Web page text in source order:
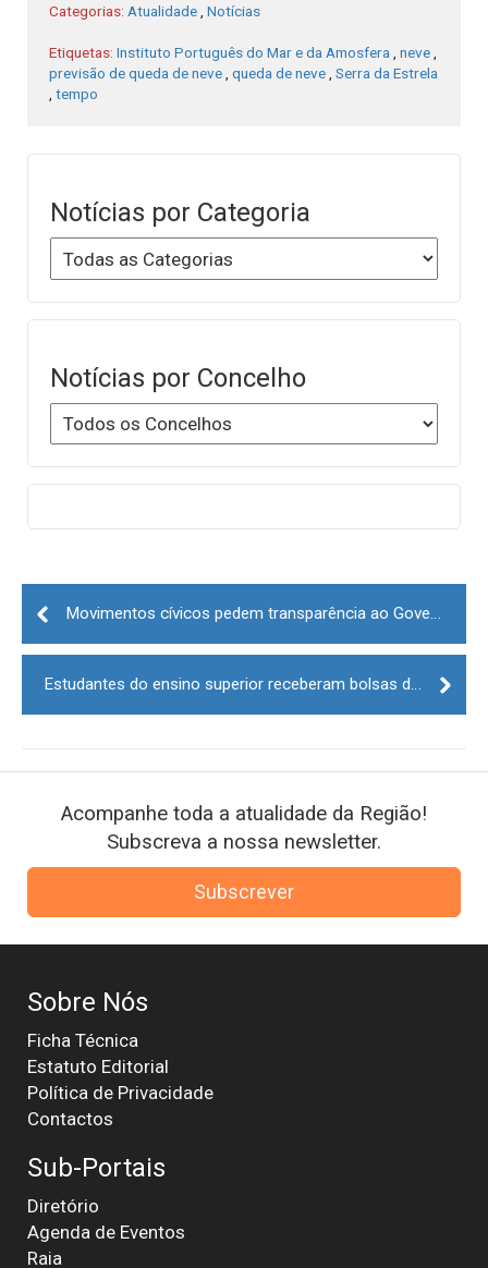
Categorias: Atualidade Notícias
Etiquetas: Instituto Português do Mar e da Amosfera neve
previsão de queda de neve queda de neve Serra da Estrela
tempo
Notícias por Categoria
Notícias por Concelho
Post
navigation
Movimentos cívicos pedem transparência ao Governo sobre a exploração de lítio
Estudantes do ensino superior receberam bolsas de estudo em Seia
Acompanhe toda a atualidade da Região!
Subscreva a nossa newsletter.
Subscrever
Sobre Nós
Ficha Técnica
Estatuto Editorial
Política de Privacidade
Contactos
Sub-Portais
Diretório
Agenda de Eventos
Raia